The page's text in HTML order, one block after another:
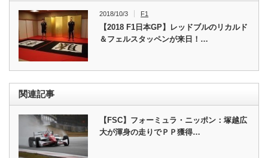
2018/10/3 F1
【2018 F1日本GP】レッドブルのリカルド
＆フェルスタッペンが来日！…
関連記事
【FSC】フォーミュラ・ニッポン：塚越広
大が渾身の走りでＰＰ獲得…